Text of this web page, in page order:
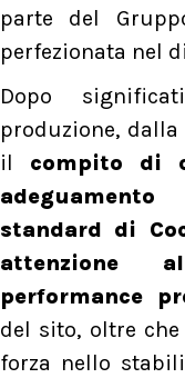
parte del
perfezionata nel
Dopo
produzione,
il compito di
standard di
attenzione
performance
del sito, oltre
forza nello